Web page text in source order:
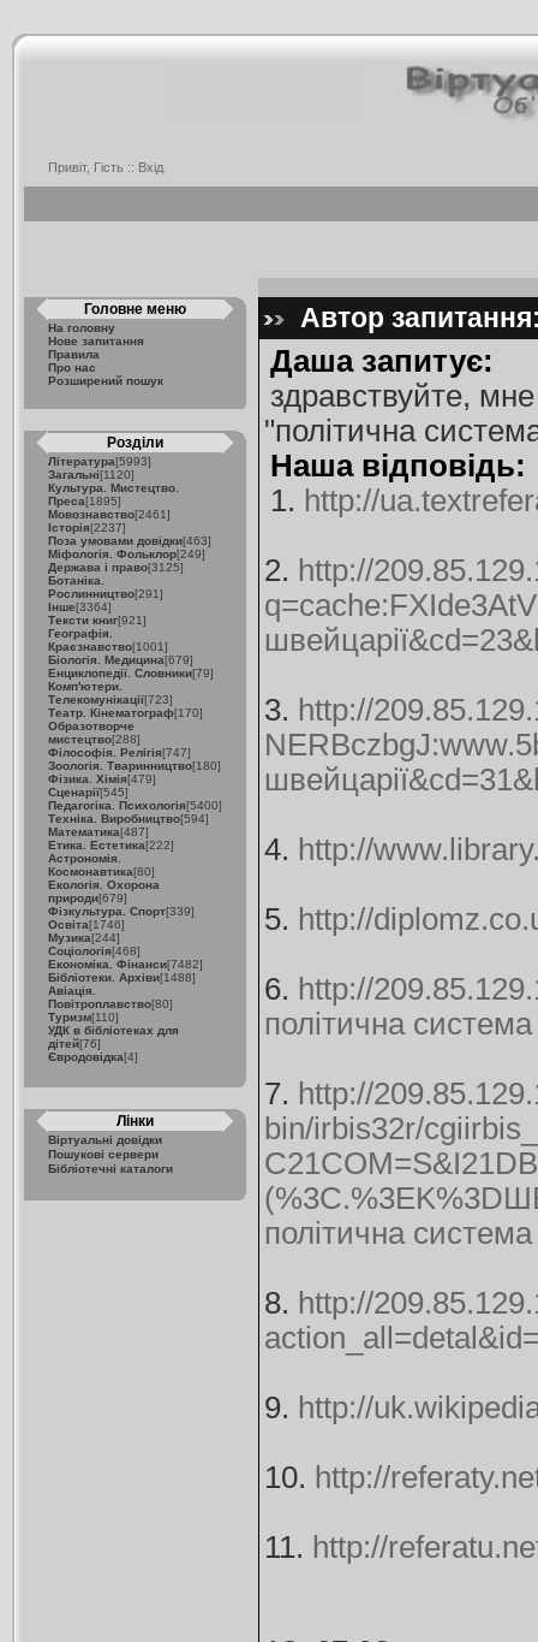
Привіт, Гість :: Вхід
Головне меню
На головну
Нове запитання
Правила
Про нас
Розширений пошук
Розділи
Література[5993]
Загальні[1120]
Культура. Мистецтво.
Преса[1895]
Мовознавство[2461]
Історія[2237]
Поза умовами довідки[463]
Міфологія. Фольклор[249]
Держава і право[3125]
Ботаніка.
Рослинництво[291]
Інше[3364]
Тексти книг[921]
Географія.
Краєзнавство[1001]
Біологія. Медицина[679]
Енциклопедії. Словники[79]
Комп'ютери.
Телекомунікації[723]
Театр. Кінематограф[170]
Образотворче
мистецтво[288]
Філософія. Релігія[747]
Зоологія. Тваринництво[180]
Фізика. Хімія[479]
Сценарії[545]
Педагогіка. Психологія[5400]
Техніка. Виробництво[594]
Математика[487]
Етика. Естетика[222]
Астрономія.
Космонавтика[80]
Екологія. Охорона
природи[679]
Фізкультура. Спорт[339]
Освіта[1746]
Музика[244]
Соціологія[468]
Економіка. Фінанси[7482]
Бібліотеки. Архіви[1488]
Авіація.
Повітроплавство[80]
Туризм[110]
УДК в бібліотеках для
дітей[76]
Євродовідка[4]
Лінки
Віртуальні довідки
Пошукові сервери
Бібліотечні каталоги
Автор
Даша запитує:
здравствуйте,
"політична
Наша відповідь:
1. http://
2. http://
3. http://
4. http://
5. http://
6. http://
політична
7. http://
bin/irbis32r/
політична
8. http://
9. http://
10. http://
11. http://